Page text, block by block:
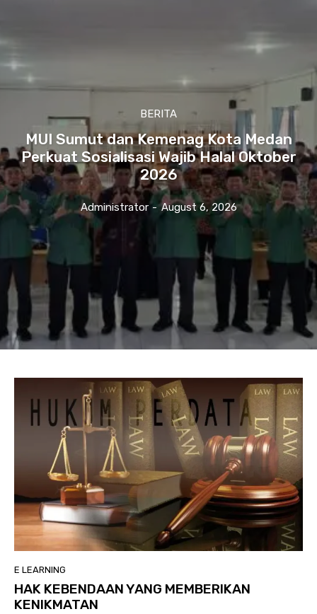
BERITA
MUI Sumut dan Kemenag Kota Medan
Perkuat Sosialisasi Wajib Halal Oktober
2026
Administrator - August 6, 2026
E LEARNING
HAK KEBENDAAN YANG MEMBERIKAN
KENIKMATAN